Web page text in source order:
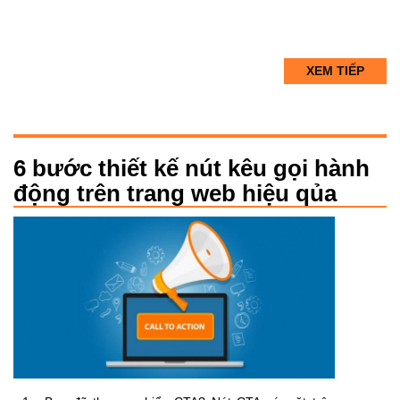
XEM TIẾP
6 bước thiết kế nút kêu gọi hành
động trên trang web hiệu qủa